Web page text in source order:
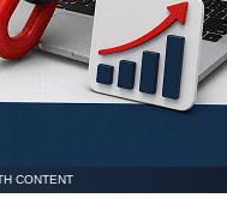
CONTENT